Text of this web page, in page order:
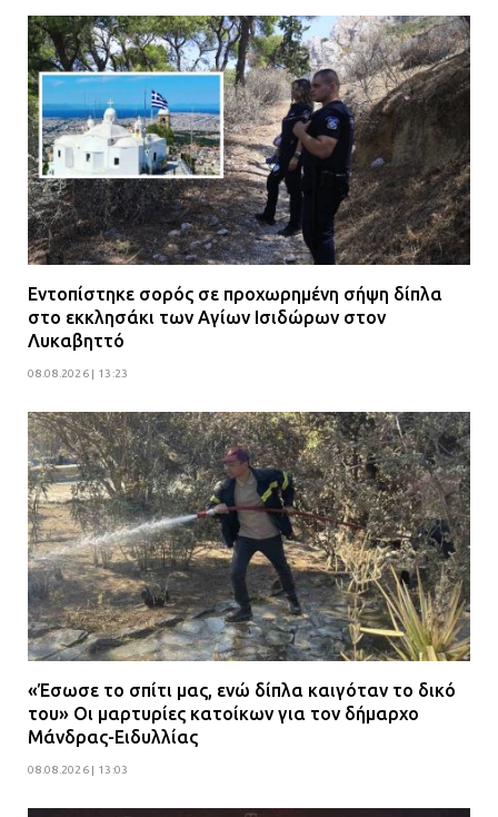
Εντοπίστηκε σορός σε προχωρημένη σήψη δίπλα
στο εκκλησάκι των Αγίων Ισιδώρων στον
Λυκαβηττό
08.08.2026 | 13:23
«Έσωσε το σπίτι μας, ενώ δίπλα καιγόταν το δικό
του» Οι μαρτυρίες κατοίκων για τον δήμαρχο
Μάνδρας-Ειδυλλίας
08.08.2026 | 13:03